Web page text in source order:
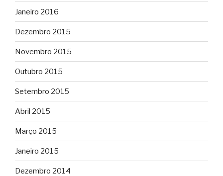
Janeiro 2016
Dezembro 2015
Novembro 2015
Outubro 2015
Setembro 2015
Abril 2015
Março 2015
Janeiro 2015
Dezembro 2014